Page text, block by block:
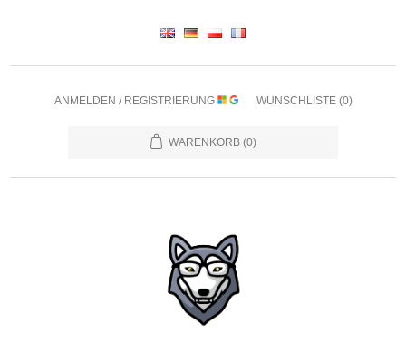
ANMELDEN / REGISTRIERUNG WUNSCHLISTE (0)
WARENKORB (0)